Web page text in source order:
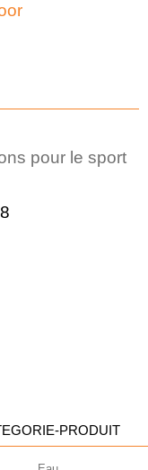
pour le sport
PRODUIT